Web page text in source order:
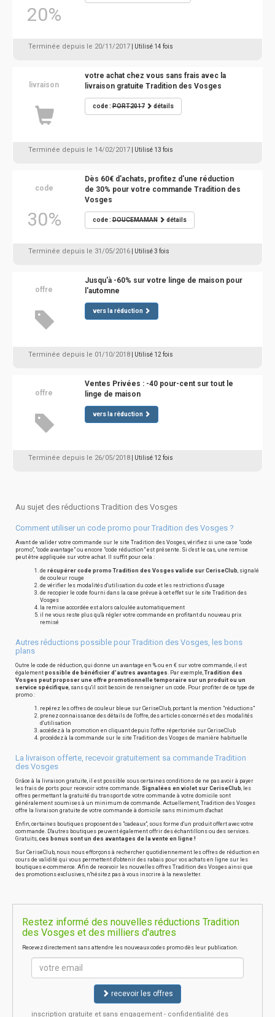
20%
Terminée depuis le 20/11/2017 | Utilisé 14 fois
livraison
votre achat chez vous sans frais avec la
livraison gratuite Tradition des Vosges
code :PORT2017 détails
Terminée depuis le 14/02/2017 | Utilisé 13 fois
code
30%
Dès 60€ d'achats, profitez d'une réduction
de 30% pour votre commande Tradition des
Vosges
code :DOUCEMAMAN détails
Terminée depuis le 31/05/2016 | Utilisé 3 fois
offre
Jusqu'à -60% sur votre linge de maison pour
l'automne
vers la réduction
Terminée depuis le 01/10/2018 | Utilisé 12 fois
offre
Ventes Privées : -40 pour-cent sur tout le
linge de maison
vers la réduction
Terminée depuis le 26/05/2018 | Utilisé 12 fois
Au sujet des réductions Tradition des Vosges
Comment utiliser un code promo pour Tradition des Vosges ?
Avant de valider votre commande sur le site Tradition des Vosges, vérifiez si une case "code
promo", "code avantage" ou encore "code réduction" est présente. Si c'est le cas, une remise
peut être appliquée sur votre achat. Il suffit pour cela :
de récupérer code promo Tradition des Vosges valide sur CeriseClub, signalé
de couleur rouge
de vérifier les modalités d'utilisation du code et les restrictions d'usage
de recopier le code fourni dans la case prévue à cet effet sur le site Tradition des
Vosges
la remise accordée est alors calculée automatiquement
il ne vous reste plus qu'à régler votre commande en profitant du nouveau prix
remisé
Autres réductions possible pour Tradition des Vosges, les bons
plans
Outre le code de réduction, qui donne un avantage en % ou en € sur votre commande, il est
également possible de bénéficier d'autres avantages. Par exemple,Tradition des
Vosges peut proposer une offre promotionnelle temporaire sur un produit ou un
service spécifique, sans qu'il soit besoin de renseigner un code. Pour profiter de ce type de
promo :
repérez les offres de couleur bleue sur CeriseClub, portant la mention "réductions"
prenez connaissance des détails de l'offre, des articles concernés et des modalités
d'utilisation
accédez à la promotion en cliquant depuis l'offre répertoriée sur CeriseClub
procédez à la commande sur le site Tradition des Vosges de manière habituelle
La livraison offerte, recevoir gratuitement sa commande Tradition
des Vosges
Grâce à la livraison gratuite, il est possible sous certaines conditions de ne pas avoir à payer
les frais de ports pour recevoir votre commande. Signalées en violet sur CeriseClub, les
offres permettant la gratuité du transport de votre commande à votre domicile sont
généralement soumises à un minimum de commande. Actuellement, Tradition des Vosges
offre la livraison gratuite de votre commande à domicile sans minimum d'achat
Enfin, certaines boutiques proposent des "cadeaux", sous forme d'un produit offert avec votre
commande. D'autres boutiques peuvent également offrir des échantillons ou des services.
Gratuits, ces bonus sont un des avantages de la vente en ligne !
Sur CeriseClub, nous nous efforçons à rechercher quotidiennement les offres de réduction en
cours de validité qui vous permettent d'obtenir des rabais pour vos achats en ligne sur les
boutiques e-commerce. Afin de recevoir les nouvelles offres Tradition des Vosges ainsi que
des promotions exclusives, n'hésitez pas à vous inscrire à la newsletter.
Restez informé des nouvelles réductions Tradition
des Vosges et des milliers d'autres
Recevez directement sans attendre les nouveaux codes promo dès leur publication.
recevoir les offres
inscription gratuite et sans engagement - confidentialité des